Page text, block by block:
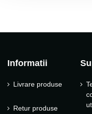
Informatii
Livrare produse
Retur produse